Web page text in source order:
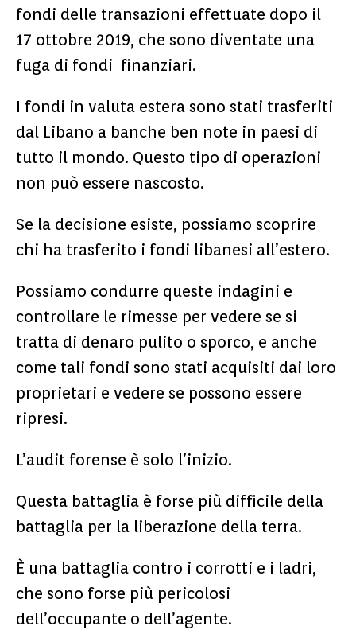
fondi delle transazioni effettuate dopo il
17 ottobre 2019, che sono diventate una
fuga di fondi finanziari.
I fondi in valuta estera sono stati trasferiti
dal Libano a banche ben note in paesi di
tutto il mondo. Questo tipo di operazioni
non può essere nascosto.
Se la decisione esiste, possiamo scoprire
chi ha trasferito i fondi libanesi all’estero.
Possiamo condurre queste indagini e
controllare le rimesse per vedere se si
tratta di denaro pulito o sporco, e anche
come tali fondi sono stati acquisiti dai loro
proprietari e vedere se possono essere
ripresi.
L’audit forense è solo l’inizio.
Questa battaglia è forse più difficile della
battaglia per la liberazione della terra.
È una battaglia contro i corrotti e i ladri,
che sono forse più pericolosi
dell’occupante o dell’agente.